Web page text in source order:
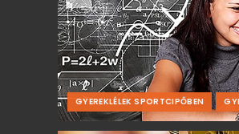
GYEREKLÉLEK SPORTCIPŐBEN